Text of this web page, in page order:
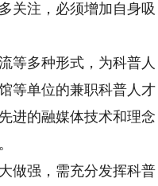
关注，必须增加自身吸
多种形式，为科普人
等单位的兼职科普人才
进的融媒体技术和理念
做强，需充分发挥科普